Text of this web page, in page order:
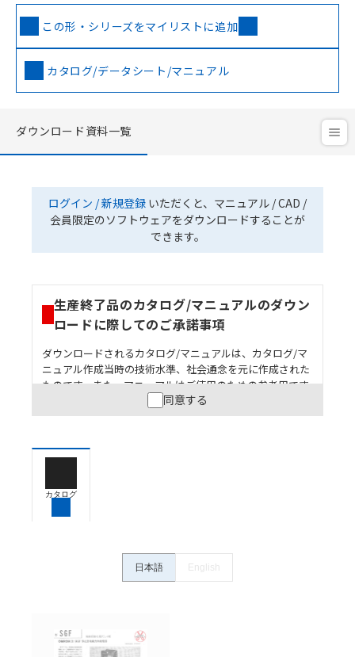
この形・シリーズをマイリストに追加
カタログ/データシート/マニュアル
ダウンロード資料一覧
ログイン / 新規登録 いただくと、マニュアル / CAD /
会員限定のソフトウェアをダウンロードすることが
できます。
生産終了品のカタログ/マニュアルのダウン
ロードに際してのご承諾事項
ダウンロードされるカタログ/マニュアルは、カタログ/マ
ニュアル作成当時の技術水準、社会通念を元に作成された
ものです。また、マニュアルはご使用のための参考用です
ので、ご使用にあたっての安全性については十分にご配慮
ください。以下の内容をご承諾の上、ご利用ください。
うな用途に使用される場合には、システム全体として
保できるよう設計されていること、および本製品が全
ていることを、必ず事前に確認してください。
ン事例は参考用ですので、ご採用に際しては機器・装
置の機能や安全性をご確認のうえご使用ください。・
ている可能性がありますがご容赦ください。
記載されているサービス内容や連絡先等は作成当時の
同意する
カタログ
日本語 English